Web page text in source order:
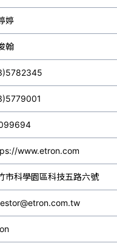
婷
翰
www.etron.com
市科學園區科技五路六號